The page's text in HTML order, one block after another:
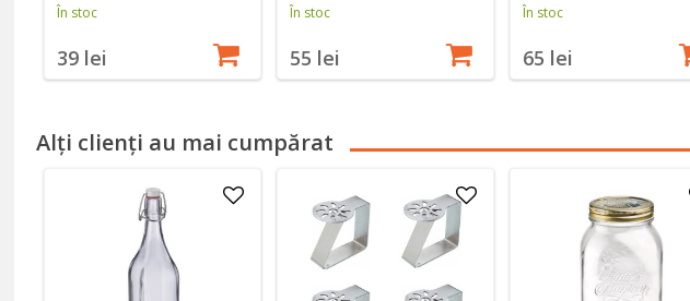
În stoc
39 lei
În stoc
55 lei
În stoc
65 lei
Alți clienți au mai cumpărat